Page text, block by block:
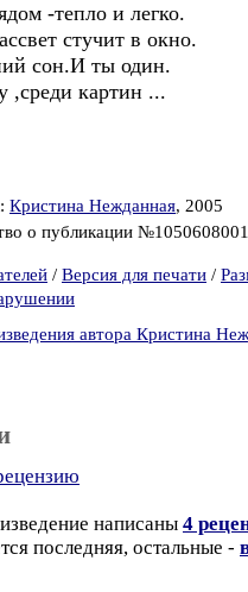
-тепло и легко.
стучит в окно.
сон.И ты один.
,среди картин ...
Кристина Нежданная, 2005
о публикации
/ Версия для печати /
автора Кристина
написаны 4
последняя, остальные -